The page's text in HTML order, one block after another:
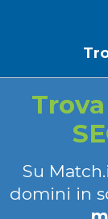
Su
domini in